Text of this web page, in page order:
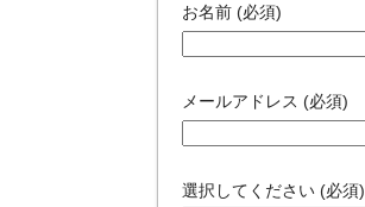
お名前 (必須)
メールアドレス (必須)
選択してください (必須)